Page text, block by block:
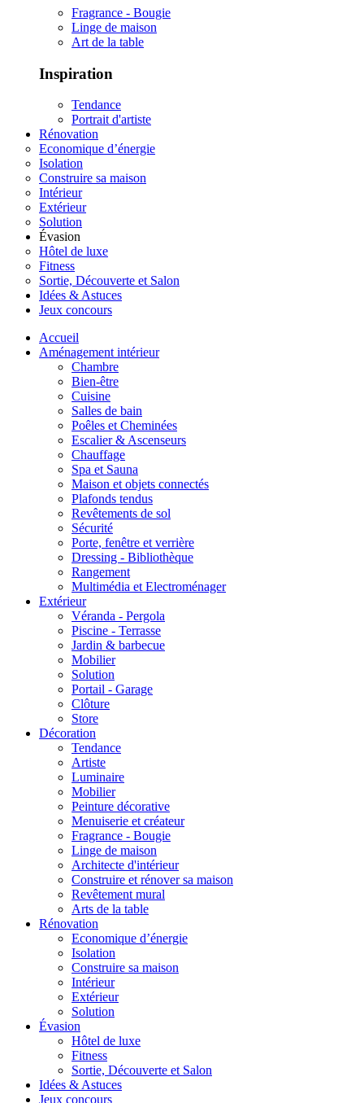
Fragrance - Bougie
Linge de maison
Art de la table
Inspiration
Tendance
Portrait d'artiste
Rénovation
Economique d’énergie
Isolation
Construire sa maison
Intérieur
Extérieur
Solution
Évasion
Hôtel de luxe
Fitness
Sortie, Découverte et Salon
Idées & Astuces
Jeux concours
Accueil
Aménagement intérieur
Chambre
Bien-être
Cuisine
Salles de bain
Poêles et Cheminées
Escalier & Ascenseurs
Chauffage
Spa et Sauna
Maison et objets connectés
Plafonds tendus
Revêtements de sol
Sécurité
Porte, fenêtre et verrière
Dressing - Bibliothèque
Rangement
Multimédia et Electroménager
Extérieur
Véranda - Pergola
Piscine - Terrasse
Jardin & barbecue
Mobilier
Solution
Portail - Garage
Clôture
Store
Décoration
Tendance
Artiste
Luminaire
Mobilier
Peinture décorative
Menuiserie et créateur
Fragrance - Bougie
Linge de maison
Architecte d'intérieur
Construire et rénover sa maison
Revêtement mural
Arts de la table
Rénovation
Economique d’énergie
Isolation
Construire sa maison
Intérieur
Extérieur
Solution
Évasion
Hôtel de luxe
Fitness
Sortie, Découverte et Salon
Idées & Astuces
Jeux concours